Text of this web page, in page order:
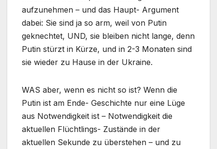
aufzunehmen – und das Haupt- Argument
dabei: Sie sind ja so arm, weil von Putin
geknechtet, UND, sie bleiben nicht lange, denn
Putin stürzt in Kürze, und in 2-3 Monaten sind
sie wieder zu Hause in der Ukraine.
WAS aber, wenn es nicht so ist? Wenn die
Putin ist am Ende- Geschichte nur eine Lüge
aus Notwendigkeit ist – Notwendigkeit die
aktuellen Flüchtlings- Zustände in der
aktuellen Sekunde zu überstehen – und zu